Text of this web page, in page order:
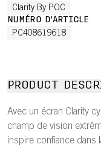
Clarity By POC
NUMÉRO D'ARTICLE
PC408619618
PRODUCT
Avec un écran Clarity
champ de vision
inspire confiance dans